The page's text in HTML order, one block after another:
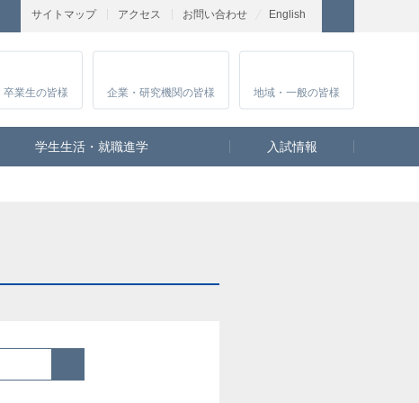
サイトマップ アクセス お問い合わせ English
卒業生の皆様 企業・研究機関の皆様 地域・一般の皆様
学生生活・就職進学 入試情報